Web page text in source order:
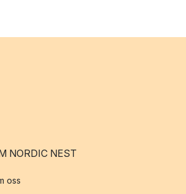
NORDIC NEST
oss